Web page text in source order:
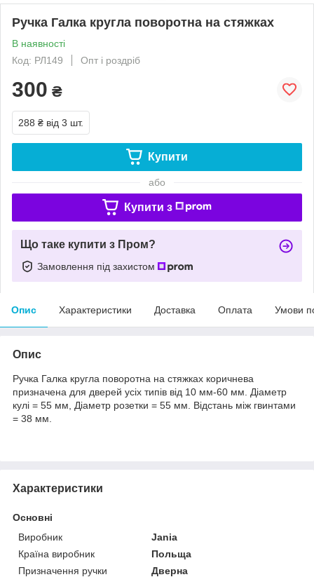
Ручка Галка кругла поворотна на стяжках
В наявності
Код: РЛ149
Опт і роздріб
300 ₴
288 ₴ від 3 шт.
Купити
або
Купити з
Що таке купити з Пром?
Замовлення під захистом
Опис Характеристики Доставка Оплата Умови
Опис
Ручка Галка кругла поворотна на стяжках коричнева
призначена для дверей усіх типів від 10 мм-60 мм. Діаметр
кулі = 55 мм, Діаметр розетки = 55 мм. Відстань між гвинтами
= 38 мм.
Характеристики
Основні
Виробник
Jania
Країна виробник
Польща
Призначення ручки
Дверна